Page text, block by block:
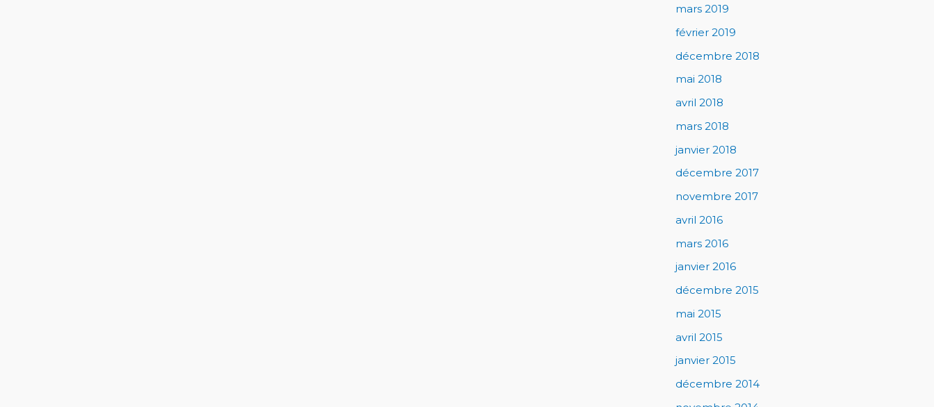
mars 2019
février 2019
décembre 2018
mai 2018
avril 2018
mars 2018
janvier 2018
décembre 2017
novembre 2017
avril 2016
mars 2016
janvier 2016
décembre 2015
mai 2015
avril 2015
janvier 2015
décembre 2014